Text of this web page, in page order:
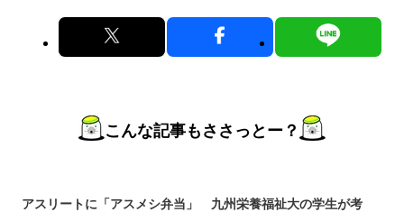
こんな記事もささっとー？
アスリートに「アスメシ弁当」 九州栄養福祉大の学生が考